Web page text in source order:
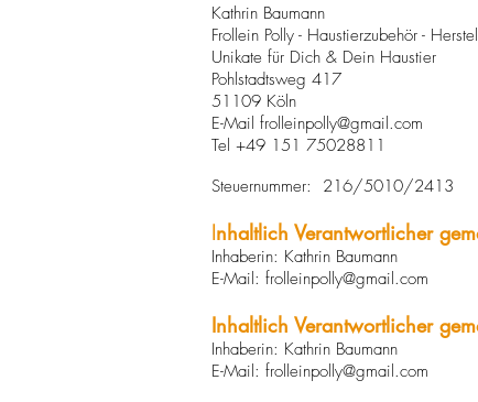
Kathrin Baumann
Frollein Polly - Haustierzubehör -
Unikate für Dich & Dein Haustier
Pohlstadtsweg 417
51109 Köln
E-Mail frolleinpolly@gmail.com
Tel +49 151 75028811
Steuernummer: 216/5010/2413
Inhaltlich Verantwortlicher
Inhaberin: Kathrin Baumann
E-Mail: frolleinpolly@gmail.com
Inhaltlich Verantwortlicher
Inhaberin: Kathrin Baumann
E-Mail: frolleinpolly@gmail.com